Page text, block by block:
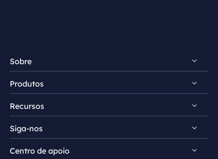
Sobre
Conheça EaseUS
Comentários e prêmios
Contrato de licença
Produtos
RecExperts para Windows
RecExperts para Mac
Screen Recorder Online
Recursos
Dicas de gravação de tela
Mac App Store
Siga-nos
  
Centro de apoio